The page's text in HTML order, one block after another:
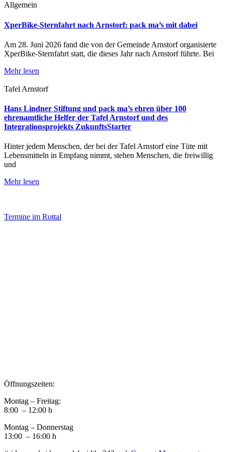
Allgemein
XperBike-Sternfahrt nach Arnstorf: pack ma’s mit dabei
Am 28. Juni 2026 fand die von der Gemeinde Arnstorf organisierte
XperBike-Sternfahrt statt, die dieses Jahr nach Arnstorf führte. Bei
Mehr lesen
Tafel Arnstorf
Hans Lindner Stiftung und pack ma’s ehren über 100
ehrenamtliche Helfer der Tafel Arnstorf und des
Integrationsprojekts ZukunftsStarter
Hinter jedem Menschen, der bei der Tafel Arnstorf eine Tüte mit
Lebensmitteln in Empfang nimmt, stehen Menschen, die freiwillig
und
Mehr lesen
Termine im Rottal
Öffnungszeiten:
Montag – Freitag:
8:00 – 12:00 h
Montag – Donnerstag
13:00 – 16:00 h